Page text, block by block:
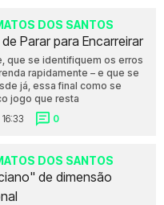
DOS SANTOS
Parar para Encarreirar
que se identifiquem os erros
rapidamente – e que se
já, essa final como se
jogo que resta
0
DOS SANTOS
de dimensão